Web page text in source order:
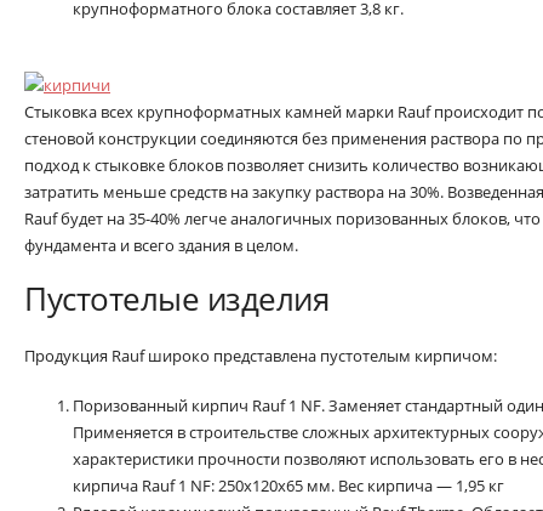
крупноформатного блока составляет 3,8 кг.
Стыковка всех крупноформатных камней марки Rauf происходит
стеновой конструкции соединяются без применения раствора по
подход к стыковке блоков позволяет снизить количество
затратить меньше средств на закупку раствора на 30%.
Rauf будет на 35-40% легче аналогичных поризованных блоков,
фундамента и всего здания в целом.
Пустотелые изделия
Продукция Rauf широко представлена пустотелым кирпичом:
Поризованный кирпич Rauf 1 NF. Заменяет стандартный
Применяется в строительстве сложных архитектурных
характеристики прочности позволяют использовать его в
кирпича Rauf 1 NF: 250x120x65 мм. Вес кирпича — 1,95 кг